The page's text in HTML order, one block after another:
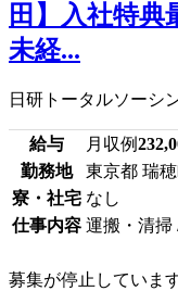
田】入社特典
未経...
日研トータルソーシ
給与 月収例
勤務地
東京都 瑞
寮・社宅 なし
仕事内容 運搬・清掃
募集が停止していま